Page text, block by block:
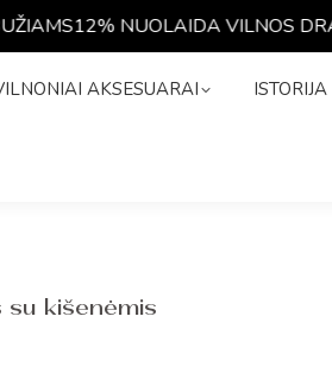
12% NUOLAIDA VILNOS
AKSESUARAI ISTORIJA
kišenėmis
VILNONIAI AKSESUARAI